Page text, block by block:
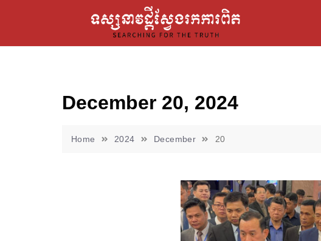
December 20, 2024
Home 2024 December 20